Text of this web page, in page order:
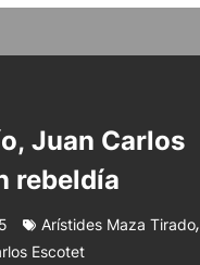
Juan Carlos
rebeldía
Arístides Maza Tirado,
Escotet